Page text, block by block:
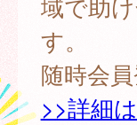
域で助
す。
随時会
>>詳細